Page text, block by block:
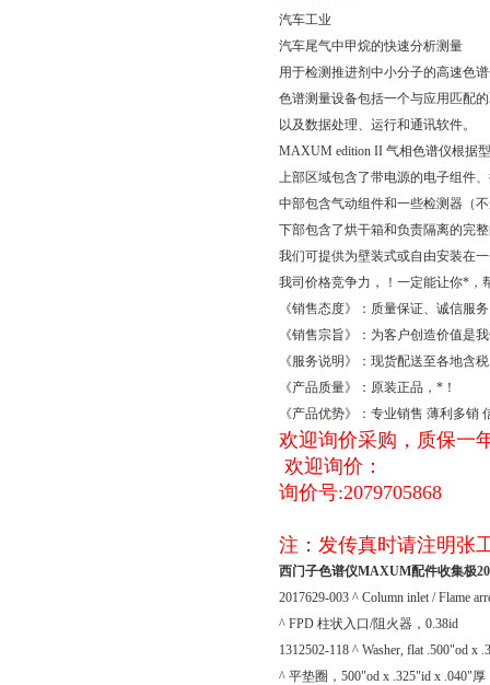
汽车工业
汽车尾气中甲烷的快速分析测量
用于检测推进剂中小分子的高速色
色谱测量设备包括一个与应用匹配
以及数据处理、运行和通讯软件。
MAXUM edition II 气相色谱仪根据
上部区域包含了带电源的电子组件
中部包含气动组件和一些检测器（
下部包含了烘干箱和负责隔离的完
我们可提供为壁装式或自由安装在
我司价格竞争力，！一定能让你*，
《销售态度》：质量保证、诚信服
《销售宗旨》：为客户创造价值是
《服务说明》：现货配送至各地含
《产品质量》：原装正品，*！
《产品优势》：专业销售 薄利多
欢迎询价采购，质保一
欢迎询价：
询价号:2079705868
注：发传真时请注明张
西门子色谱仪MAXUM配件收集极
2017629-003 ^ Column inlet / Flame
^ FPD 柱状入口/阻火器，0.38id
1312502-118 ^ Washer, flat .500"od x
^ 平垫圈，500"od x .325"id x .040"厚